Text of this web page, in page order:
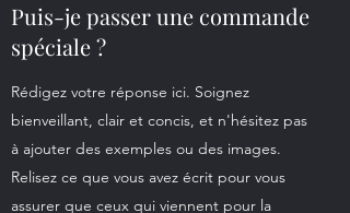
Puis-je passer une commande
spéciale ?
Rédigez votre réponse ici. Soignez
bienveillant, clair et concis, et n'hésitez pas
à ajouter des exemples ou des images.
Relisez ce que vous avez écrit pour vous
assurer que ceux qui viennent pour la